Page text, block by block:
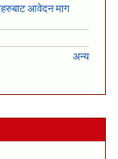
आवेदन माग
अन्य